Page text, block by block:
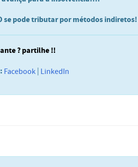
se pode tributar por métodos indiretos!
? partilhe !!
Facebook | LinkedIn